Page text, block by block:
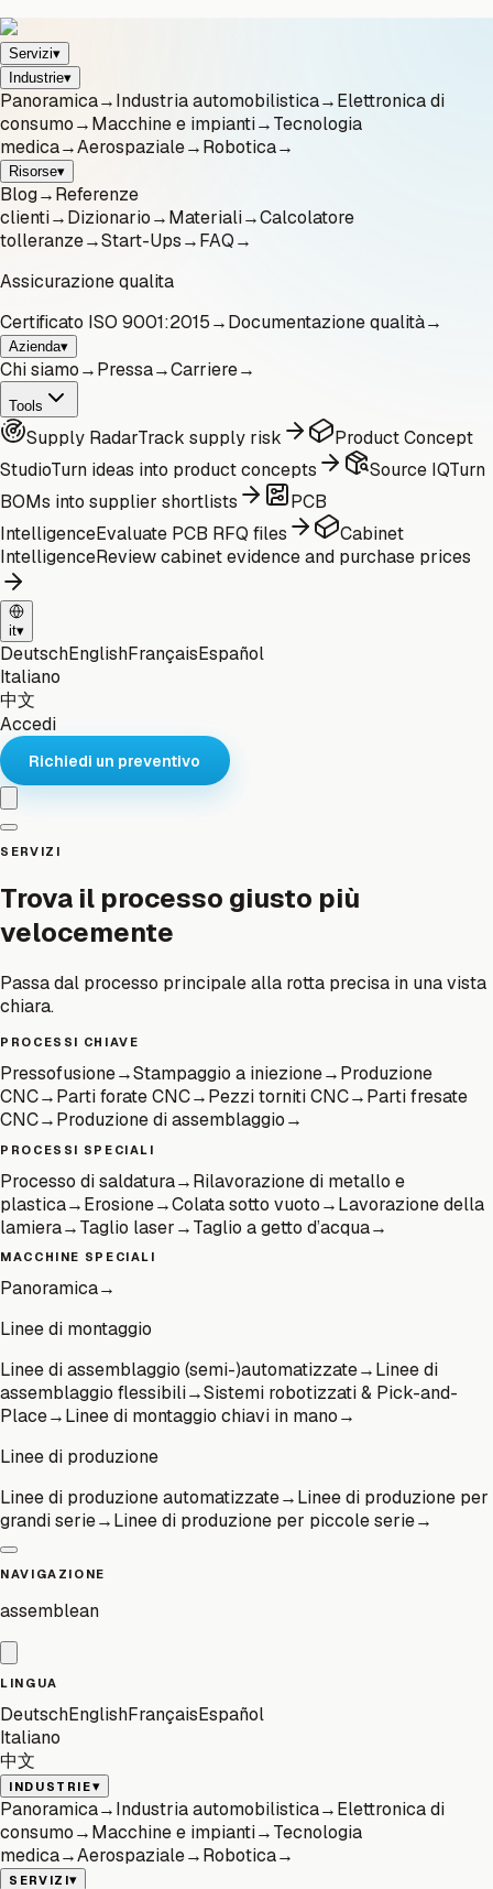
Servizi▾
Industrie▾
Panoramica→Industria automobilistica→Elettronica di
consumo→Macchine e impianti→Tecnologia
medica→Aerospaziale→Robotica→
Risorse▾
Blog→Referenze
clienti→Dizionario→Materiali→Calcolatore
tolleranze→Start-Ups→FAQ→
Assicurazione qualita
Certificato ISO 9001:2015→Documentazione qualità→
Azienda▾
Chi siamo→Pressa→Carriere→
Tools
Supply RadarTrack supply risk
Product Concept
StudioTurn ideas into product concepts Source IQTurn
BOMs into supplier shortlists
PCB
IntelligenceEvaluate PCB RFQ files
Cabinet
IntelligenceReview cabinet evidence and purchase prices
it▾
DeutschEnglishFrançaisEspañol
Italiano
中文
Accedi
Richiedi un preventivo
SERVIZI
Trova il processo giusto più
velocemente
Passa dal processo principale alla rotta precisa in una vista
chiara.
PROCESSI CHIAVE
Pressofusione→Stampaggio a iniezione→Produzione
CNC→Parti forate CNC→Pezzi torniti CNC→Parti fresate
CNC→Produzione di assemblaggio→
PROCESSI SPECIALI
Processo di saldatura→Rilavorazione di metallo e
plastica→Erosione→Colata sotto vuoto→Lavorazione della
lamiera→Taglio laser→Taglio a getto d’acqua→
MACCHINE SPECIALI
Panoramica→
Linee di montaggio
Linee di assemblaggio (semi-)automatizzate→Linee di
assemblaggio flessibili→Sistemi robotizzati & Pick-and-
Place→Linee di montaggio chiavi in mano→
Linee di produzione
Linee di produzione automatizzate→Linee di produzione per
grandi serie→Linee di produzione per piccole serie→
NAVIGAZIONE
assemblean
LINGUA
DeutschEnglishFrançaisEspañol
Italiano
中文
INDUSTRIE▾
Panoramica→Industria automobilistica→Elettronica di
consumo→Macchine e impianti→Tecnologia
medica→Aerospaziale→Robotica→
SERVIZI▾